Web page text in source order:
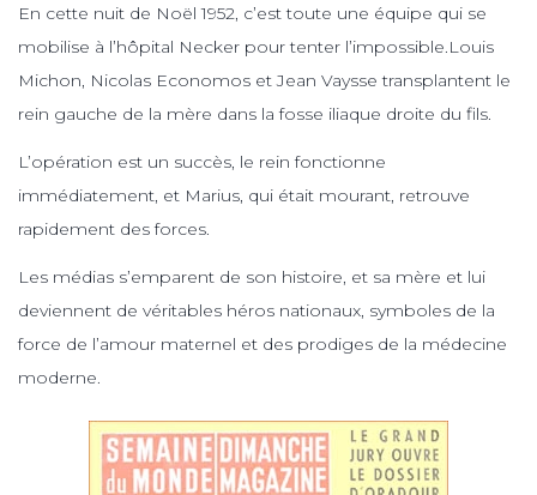
En cette nuit de Noël 1952, c’est toute une équipe qui se
mobilise à l’hôpital Necker pour tenter l’impossible.Louis
Michon, Nicolas Economos et Jean Vaysse transplantent le
rein gauche de la mère dans la fosse iliaque droite du fils.
L’opération est un succès, le rein fonctionne
immédiatement, et Marius, qui était mourant, retrouve
rapidement des forces.
Les médias s’emparent de son histoire, et sa mère et lui
deviennent de véritables héros nationaux, symboles de la
force de l’amour maternel et des prodiges de la médecine
moderne.